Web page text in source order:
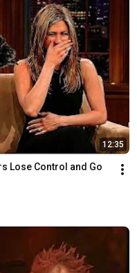
12:35
Lose Control and Go